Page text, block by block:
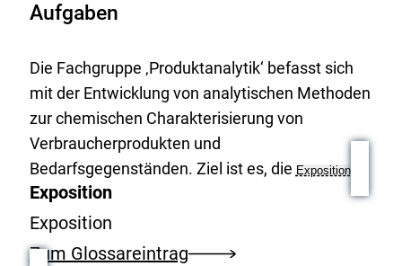
Aufgaben
Die Fachgruppe ‚Produktanalytik‘ befasst sich
mit der Entwicklung von analytischen Methoden
zur chemischen Charakterisierung von
Verbraucherprodukten und
Bedarfsgegenständen. Ziel ist es, die Exposition
Exposition
Exposition
Zum Glossareintrag